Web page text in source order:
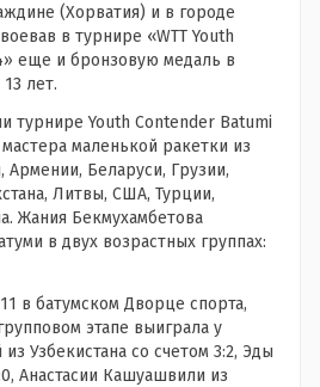
(Хорватия) и в городе
в турнире «WTT Youth
еще и бронзовую медаль в
лет.
турнире Youth Contender Batumi
маленькой ракетки из
Армении, Беларуси, Грузии,
Литвы, США, Турции,
Жания Бекмухамбетова
в двух возрастных группах:
в батумском Дворце спорта,
этапе выиграла у
Узбекистана со счетом 3:2, Эды
Анастасии Кашуашвили из